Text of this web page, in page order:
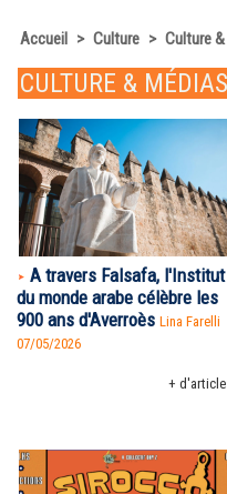
Accueil > Culture > Culture
CULTURE & MÉDIAS
A travers Falsafa, l'Institut
du monde arabe célèbre les
900 ans d'Averroès Lina Farelli
07/05/2026
+